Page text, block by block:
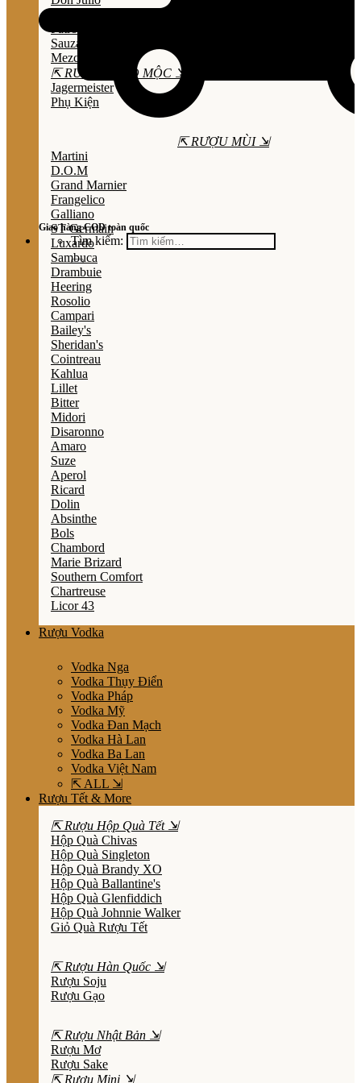
Giao hàng COD toàn quốc
Tìm kiếm:
Sauza
Mezcal
⇱ RƯỢU THẢO MỘC ⇲
Jagermeister
Phụ Kiện
⇱ RƯỢU MÙI ⇲
Martini
D.O.M
Grand Marnier
Frangelico
Galliano
ST Germain
Luxardo
Sambuca
Drambuie
Heering
Rosolio
Campari
Bailey's
Sheridan's
Cointreau
Kahlua
Lillet
Bitter
Midori
Disaronno
Amaro
Suze
Aperol
Ricard
Dolin
Absinthe
Bols
Chambord
Marie Brizard
Southern Comfort
Chartreuse
Licor 43
Rượu Vodka
Vodka Nga
Vodka Thụy Điển
Vodka Pháp
Vodka Mỹ
Vodka Đan Mạch
Vodka Hà Lan
Vodka Ba Lan
Vodka Việt Nam
⇱ ALL ⇲
Rượu Tết & More
⇱ Rượu Hộp Quà Tết ⇲
Hộp Quà Chivas
Hộp Quà Singleton
Hộp Quà Brandy XO
Hộp Quà Ballantine's
Hộp Quà Glenfiddich
Hộp Quà Johnnie Walker
Giỏ Quà Rượu Tết
⇱ Rượu Hàn Quốc ⇲
Rượu Soju
Rượu Gạo
⇱ Rượu Nhật Bản ⇲
Rượu Mơ
Rượu Sake
⇱ Rượu Mini ⇲